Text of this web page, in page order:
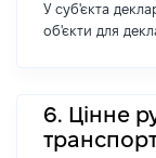
У суб'єкта
об'єкти для
6. Цінне